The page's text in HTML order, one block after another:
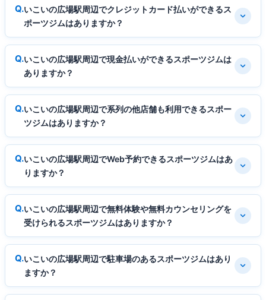
いこいの広場駅周辺でクレジットカード払いができるス
ポーツジムはありますか？
いこいの広場駅周辺で現金払いができるスポーツジムは
ありますか？
いこいの広場駅周辺で系列の他店舗も利用できるスポー
ツジムはありますか？
いこいの広場駅周辺でWeb予約できるスポーツジムはあ
りますか？
いこいの広場駅周辺で無料体験や無料カウンセリングを
受けられるスポーツジムはありますか？
いこいの広場駅周辺で駐車場のあるスポーツジムはあり
ますか？